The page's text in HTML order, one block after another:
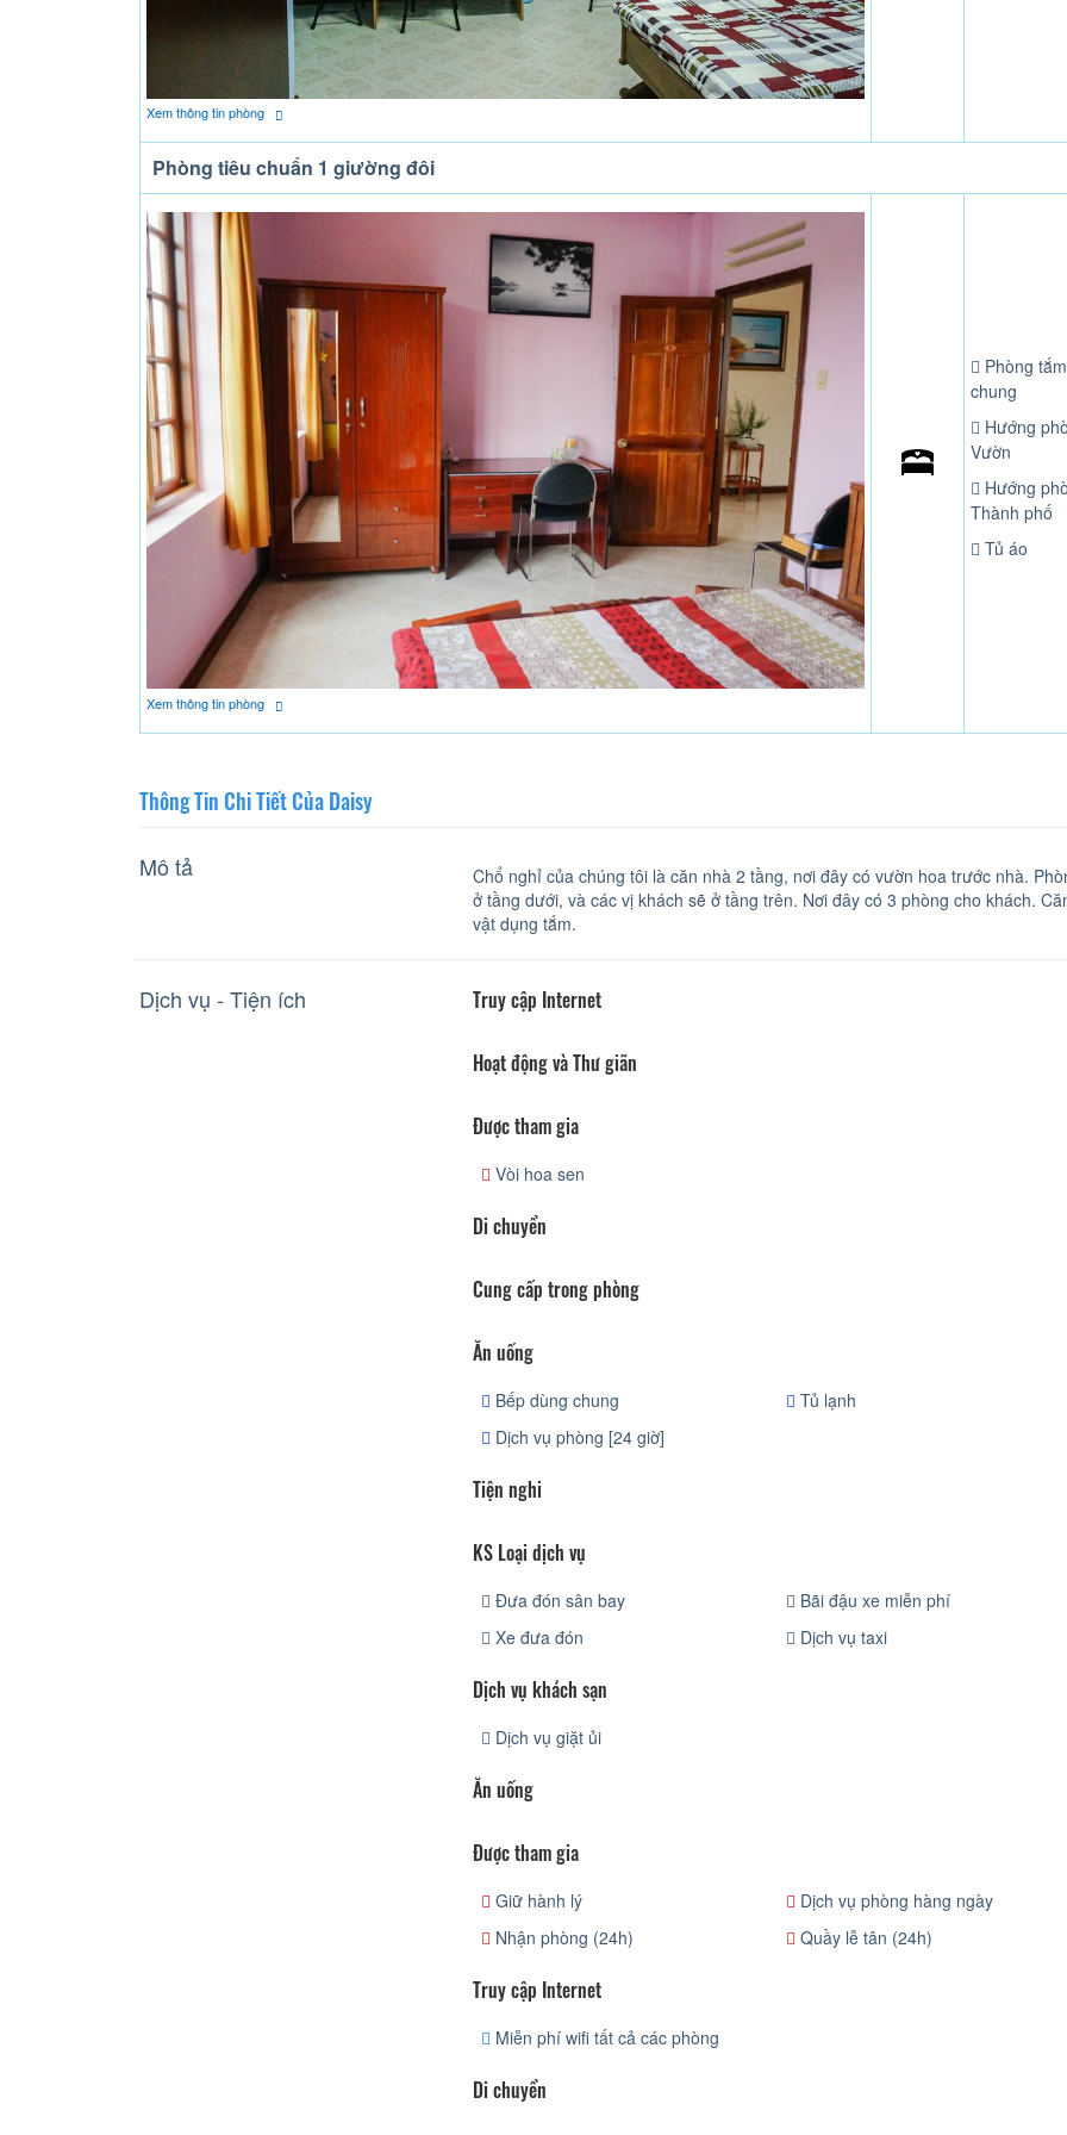
Xem thông tin phòng
Phòng tiêu chuẩn 1 giường đôi
Xem thông tin phòng
Phòng tắm
chung
Hướng
Vườn
Hướng
Thành phố
Tủ áo
Thông Tin Chi Tiết Của Daisy
Mô tả
Chổ nghỉ của chúng tôi là căn nhà 2 tầng, nơi đây có vườn hoa trước nhà.
ở tầng dưới, và các vị khách sẽ ở tầng trên. Nơi đây có 3 phòng cho khách.
vật dụng tắm.
Dịch vụ - Tiện ích Truy cập Internet
Hoạt động và Thư giãn
Được tham gia
Vòi hoa sen
Di chuyển
Cung cấp trong phòng
Ăn uống
Bếp dùng chung Tủ lạnh
Dịch vụ phòng [24 giờ]
Tiện nghi
KS Loại dịch vụ
Đưa đón sân bay Bãi đậu xe miễn phí
Xe đưa đón
Dịch vụ taxi
Dịch vụ khách sạn
Dịch vụ giặt ủi
Ăn uống
Được tham gia
Giữ hành lý Dịch vụ phòng hàng ngày
Nhận phòng (24h)
Quầy lễ tân (24h)
Truy cập Internet
Miễn phí wifi tất cả các phòng
Di chuyển